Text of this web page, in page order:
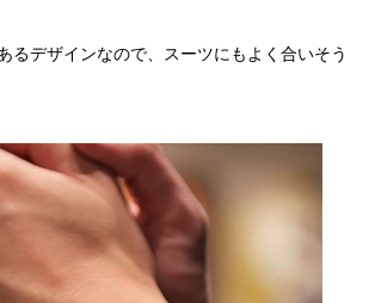
るデザインなので、スーツにもよく合いそう